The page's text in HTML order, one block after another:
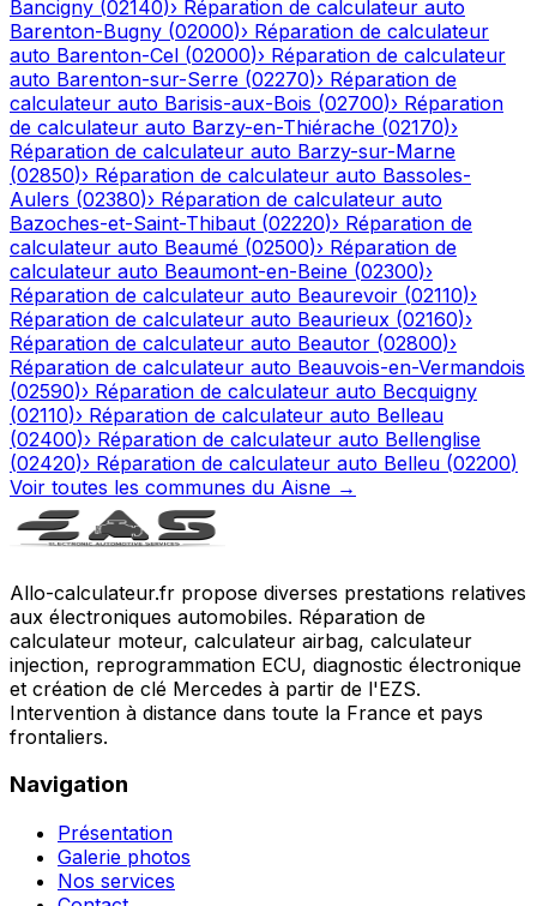
Bancigny (02140)› Réparation de calculateur auto
Barenton-Bugny (02000)› Réparation de calculateur
auto Barenton-Cel (02000)› Réparation de calculateur
auto Barenton-sur-Serre (02270)› Réparation de
calculateur auto Barisis-aux-Bois (02700)› Réparation
de calculateur auto Barzy-en-Thiérache (02170)›
Réparation de calculateur auto Barzy-sur-Marne
(02850)› Réparation de calculateur auto Bassoles-
Aulers (02380)› Réparation de calculateur auto
Bazoches-et-Saint-Thibaut (02220)› Réparation de
calculateur auto Beaumé (02500)› Réparation de
calculateur auto Beaumont-en-Beine (02300)›
Réparation de calculateur auto Beaurevoir (02110)›
Réparation de calculateur auto Beaurieux (02160)›
Réparation de calculateur auto Beautor (02800)›
Réparation de calculateur auto Beauvois-en-Vermandois
(02590)› Réparation de calculateur auto Becquigny
(02110)› Réparation de calculateur auto Belleau
(02400)› Réparation de calculateur auto Bellenglise
(02420)› Réparation de calculateur auto Belleu (02200)
Voir toutes les communes du Aisne →
Allo-calculateur.fr propose diverses prestations relatives
aux électroniques automobiles. Réparation de
calculateur moteur, calculateur airbag, calculateur
injection, reprogrammation ECU, diagnostic électronique
et création de clé Mercedes à partir de l'EZS.
Intervention à distance dans toute la France et pays
frontaliers.
Navigation
Présentation
Galerie photos
Nos services